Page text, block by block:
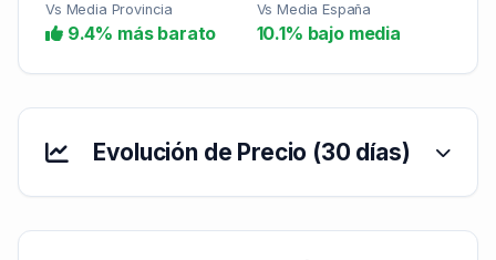
Vs Media Provincia
9.4% más barato
Vs Media España
10.1% bajo media
Evolución de Precio (30 días)